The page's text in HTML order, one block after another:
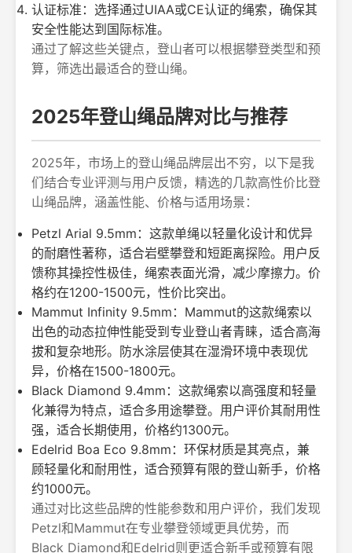
认证标准：选择通过UIAA或CE认证的绳索，确保其
安全性能达到国际标准。
通过了解这些关键点，登山者可以根据攀登类型和预
算，筛选出最适合的登山绳。
2025年登山绳品牌对比与推荐
2025年，市场上的登山绳品牌层出不穷，以下是我
们结合专业评测与用户反馈，精选的几款高性价比登
山绳品牌，涵盖性能、价格与适用场景：
Petzl Arial 9.5mm：这款单绳以轻量化设计和优异
的耐磨性著称，适合岩壁攀登和短距离探险。用户反
馈称其操控性极佳，绳索表面光滑，减少摩擦力。价
格约在1200-1500元，性价比突出。
Mammut Infinity 9.5mm：Mammut的这款绳索以
出色的动态拉伸性能受到专业登山者青睐，适合高海
拔和复杂地形。防水涂层使其在湿滑环境中表现优
异，价格在1500-1800元。
Black Diamond 9.4mm：这款绳索以高强度和轻量
化兼得为特点，适合多用途攀登。用户评价其耐用性
强，适合长期使用，价格约1300元。
Edelrid Boa Eco 9.8mm：环保材质是其亮点，兼
顾轻量化和耐用性，适合预算有限的登山新手，价格
约1000元。
通过对比这些品牌的性能参数和用户评价，我们发现
Petzl和Mammut在专业攀登领域更具优势，而
Black Diamond和Edelrid则更适合新手或预算有限